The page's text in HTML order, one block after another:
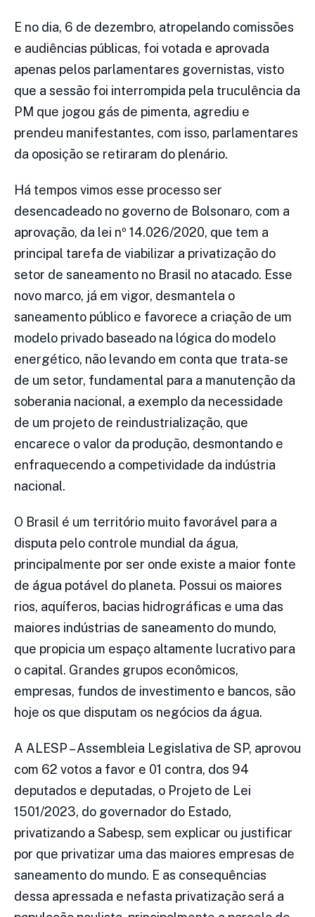
E no dia, 6 de dezembro, atropelando comissões
e audiências públicas, foi votada e aprovada
apenas pelos parlamentares governistas, visto
que a sessão foi interrompida pela truculência da
PM que jogou gás de pimenta, agrediu e
prendeu manifestantes, com isso, parlamentares
da oposição se retiraram do plenário.
Há tempos vimos esse processo ser
desencadeado no governo de Bolsonaro, com a
aprovação, da lei nº 14.026/2020, que tem a
principal tarefa de viabilizar a privatização do
setor de saneamento no Brasil no atacado. Esse
novo marco, já em vigor, desmantela o
saneamento público e favorece a criação de um
modelo privado baseado na lógica do modelo
energético, não levando em conta que trata-se
de um setor, fundamental para a manutenção da
soberania nacional, a exemplo da necessidade
de um projeto de reindustrialização, que
encarece o valor da produção, desmontando e
enfraquecendo a competividade da indústria
nacional.
O Brasil é um território muito favorável para a
disputa pelo controle mundial da água,
principalmente por ser onde existe a maior fonte
de água potável do planeta. Possui os maiores
rios, aquíferos, bacias hidrográficas e uma das
maiores indústrias de saneamento do mundo,
que propicia um espaço altamente lucrativo para
o capital. Grandes grupos econômicos,
empresas, fundos de investimento e bancos, são
hoje os que disputam os negócios da água.
A ALESP – Assembleia Legislativa de SP, aprovou
com 62 votos a favor e 01 contra, dos 94
deputados e deputadas, o Projeto de Lei
1501/2023, do governador do Estado,
privatizando a Sabesp, sem explicar ou justificar
por que privatizar uma das maiores empresas de
saneamento do mundo. E as consequências
dessa apressada e nefasta privatização será a